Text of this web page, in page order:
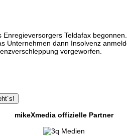
Teldafax
dann Insolvenz
vorgeworfen.
mikeXmedia offizielle Partner